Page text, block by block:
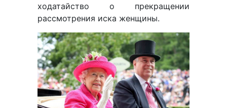
ходатайство о прекращении
рассмотрения иска женщины.